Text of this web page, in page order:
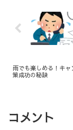
雨でも楽しめる！キ
策成功の秘訣
コメント